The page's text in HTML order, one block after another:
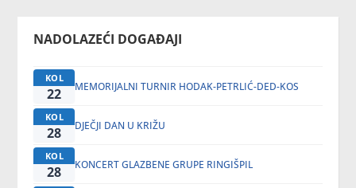
NADOLAZEĆI DOGAĐAJI
KOL
22 MEMORIJALNI TURNIR HODAK-PETRLIĆ-DED-KOS
KOL
28 DJEČJI DAN U KRIŽU
KOL
28 KONCERT GLAZBENE GRUPE RINGIŠPIL